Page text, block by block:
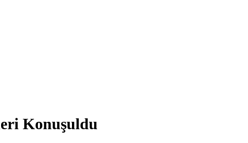
Konuşuldu